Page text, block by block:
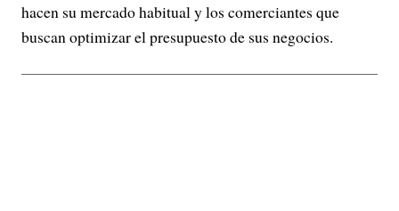
hacen su mercado habitual y los comerciantes que
buscan optimizar el presupuesto de sus negocios.